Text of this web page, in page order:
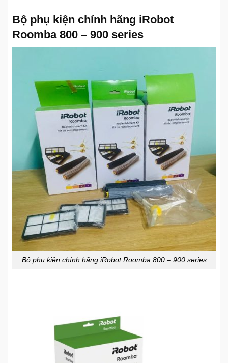
Bộ phụ kiện chính hãng iRobot
Roomba 800 – 900 series
Bộ phụ kiện chính hãng iRobot Roomba 800 – 900 series